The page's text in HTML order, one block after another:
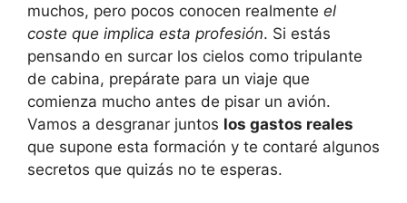
muchos, pero pocos conocen realmente el
coste que implica esta profesión. Si estás
pensando en surcar los cielos como tripulante
de cabina, prepárate para un viaje que
comienza mucho antes de pisar un avión.
Vamos a desgranar juntos los gastos reales
que supone esta formación y te contaré algunos
secretos que quizás no te esperas.